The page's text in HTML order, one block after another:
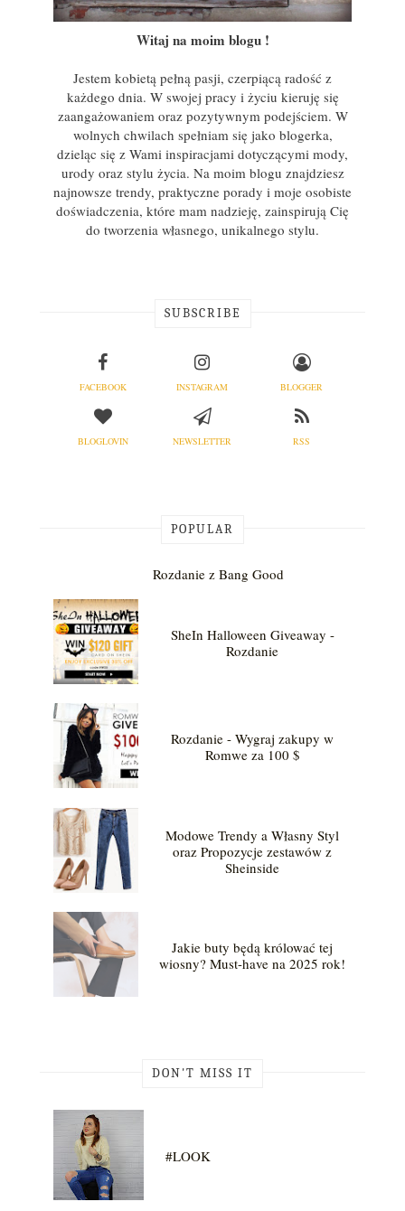
Witaj na moim blogu !
Jestem kobietą pełną pasji, czerpiącą radość z
każdego dnia. W swojej pracy i życiu kieruję się
zaangażowaniem oraz pozytywnym podejściem. W
wolnych chwilach spełniam się jako blogerka,
dzieląc się z Wami inspiracjami dotyczącymi mody,
urody oraz stylu życia. Na moim blogu znajdziesz
najnowsze trendy, praktyczne porady i moje osobiste
doświadczenia, które mam nadzieję, zainspirują Cię
do tworzenia własnego, unikalnego stylu.
SUBSCRIBE
FACEBOOK INSTAGRAM BLOGGER
BLOGLOVIN NEWSLETTER RSS
POPULAR
Rozdanie z Bang Good
SheIn Halloween Giveaway -
Rozdanie
Rozdanie - Wygraj zakupy w
Romwe za 100 $
Modowe Trendy a Własny Styl
oraz Propozycje zestawów z
Sheinside
Jakie buty będą królować tej
wiosny? Must-have na 2025 rok!
DON'T MISS IT
#LOOK